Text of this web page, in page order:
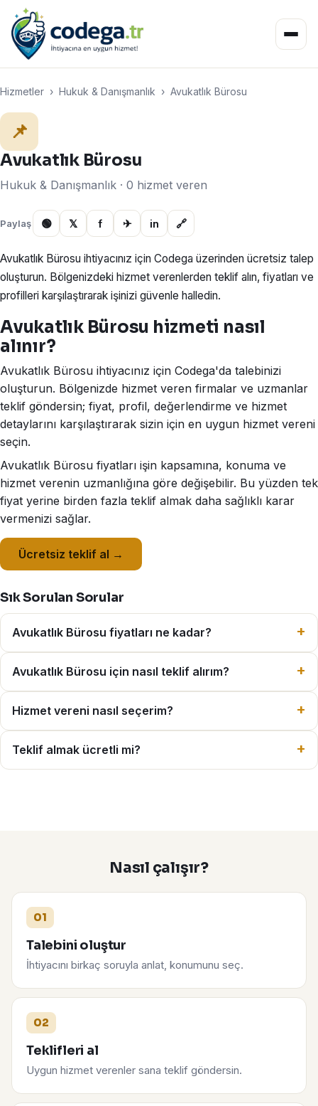
Hizmetler › Hukuk & Danışmanlık › Avukatlık Bürosu
📌
Avukatlık Bürosu
Hukuk & Danışmanlık · 0 hizmet veren
Paylaş 🟢 𝕏 f ✈ in 🔗
Avukatlık Bürosu ihtiyacınız için Codega üzerinden ücretsiz talep
oluşturun. Bölgenizdeki hizmet verenlerden teklif alın, fiyatları ve
profilleri karşılaştırarak işinizi güvenle halledin.
Avukatlık Bürosu hizmeti nasıl
alınır?
Avukatlık Bürosu ihtiyacınız için Codega'da talebinizi
oluşturun. Bölgenizde hizmet veren firmalar ve uzmanlar
teklif göndersin; fiyat, profil, değerlendirme ve hizmet
detaylarını karşılaştırarak sizin için en uygun hizmet vereni
seçin.
Avukatlık Bürosu fiyatları işin kapsamına, konuma ve
hizmet verenin uzmanlığına göre değişebilir. Bu yüzden tek
fiyat yerine birden fazla teklif almak daha sağlıklı karar
vermenizi sağlar.
Ücretsiz teklif al →
Sık Sorulan Sorular
Avukatlık Bürosu fiyatları ne kadar?
Avukatlık Bürosu için nasıl teklif alırım?
Hizmet vereni nasıl seçerim?
Teklif almak ücretli mi?
Nasıl çalışır?
01
Talebini oluştur
İhtiyacını birkaç soruyla anlat, konumunu seç.
02
Teklifleri al
Uygun hizmet verenler sana teklif göndersin.